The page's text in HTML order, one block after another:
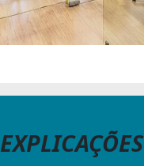
EXPLICAÇÕES